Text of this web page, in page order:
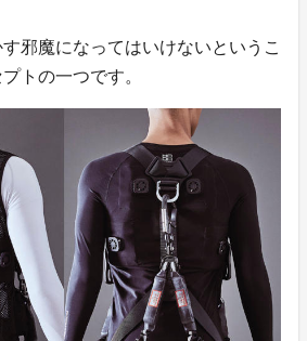
邪魔になってはいけないというこ
トの一つです。